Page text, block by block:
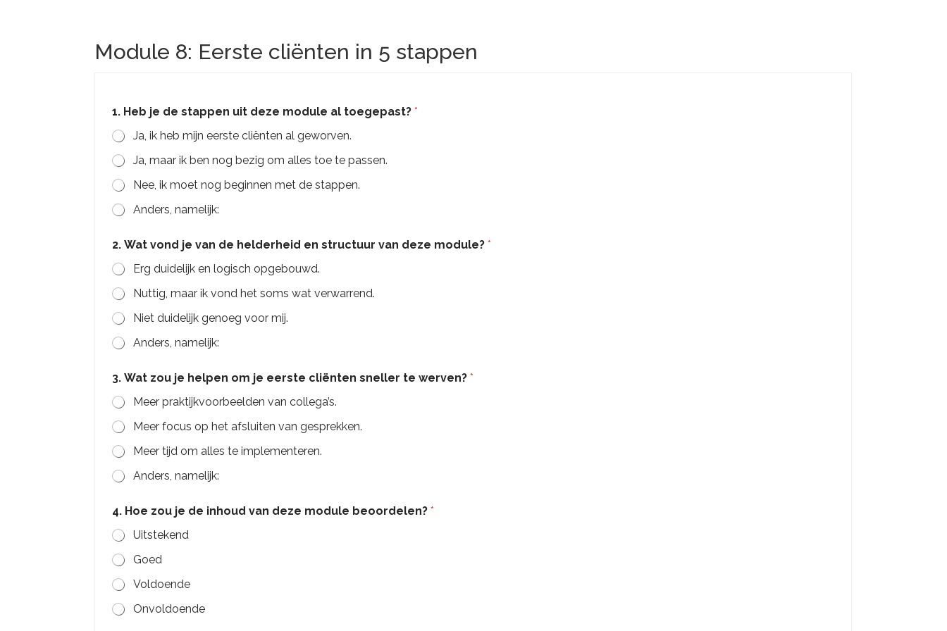
Module 8: Eerste cliënten in 5 stappen
1. Heb je de stappen uit deze module al toegepast?*
Ja, ik heb mijn eerste cliënten al geworven.
Ja, maar ik ben nog bezig om alles toe te passen.
Nee, ik moet nog beginnen met de stappen.
Anders, namelijk:
o
d
u
l
e
j
e
e
s
t
e
2. Wat vond je van de helderheid en structuur van deze module?*
Erg duidelijk en logisch opgebouwd.
Nuttig, maar ik vond het soms wat verwarrend.
Niet duidelijk genoeg voor mij.
Anders, namelijk:
3. Wat zou je helpen om je eerste cliënten sneller te werven?*
Meer praktijkvoorbeelden van collega’s.
Meer focus op het afsluiten van gesprekken.
Meer tijd om alles te implementeren.
Anders, namelijk:
4. Hoe zou je de inhoud van deze module beoordelen?*
Uitstekend
Goed
Voldoende
Onvoldoende